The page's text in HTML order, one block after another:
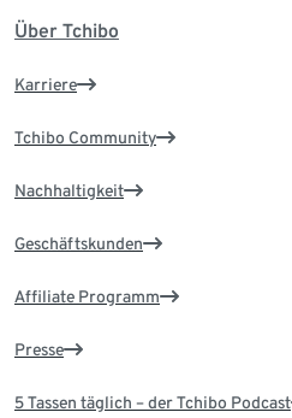
Über Tchibo
Karriere
Tchibo Community
Nachhaltigkeit
Geschäftskunden
Affiliate Programm
Presse
5 Tassen täglich – der Tchibo Podcast